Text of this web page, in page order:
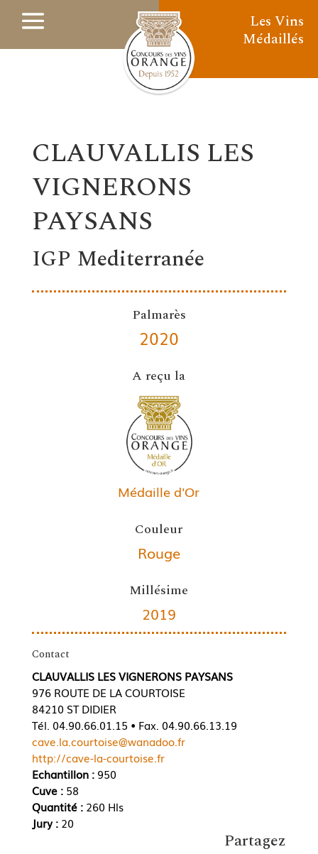
Les Vins
Médaillés
CLAUVALLIS LES
VIGNERONS
PAYSANS
IGP Mediterranée
Palmarès
2020
A reçu la
Médaille d'Or
Couleur
Rouge
Millésime
2019
Contact
CLAUVALLIS LES VIGNERONS PAYSANS
976 ROUTE DE LA COURTOISE
84210 ST DIDIER
Tél. 04.90.66.01.15 • Fax. 04.90.66.13.19
cave.la.courtoise@wanadoo.fr
http://cave-la-courtoise.fr
Echantillon :950
Cuve : 58
Quantité : 260 Hls
Jury : 20
Partagez